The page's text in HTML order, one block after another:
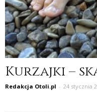
Kurzajki –
Redakcja Otoli.pl - 24 stycznia